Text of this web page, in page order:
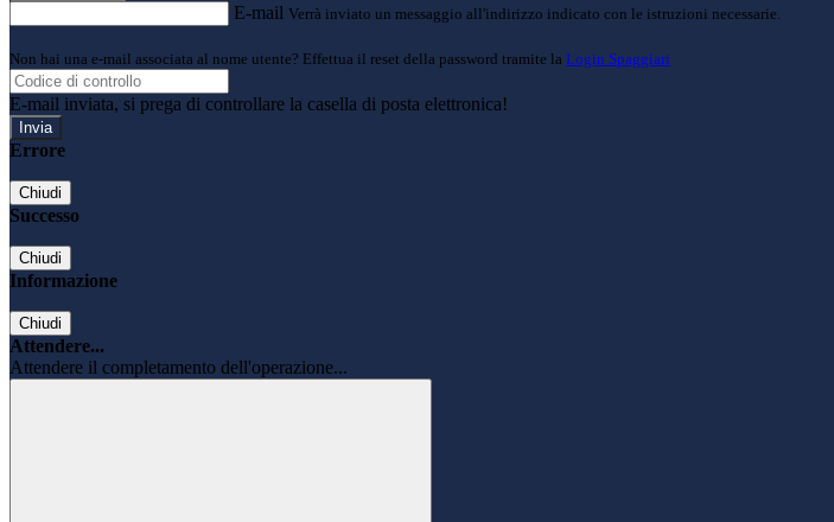
E-mail Verrà inviato un messaggio all'indirizzo indicato con le istruzioni necessarie.
Non hai una e-mail associata al nome utente? Effettua il reset della password tramite la Login Spaggiari
E-mail inviata, si prega di controllare la casella di posta elettronica!
Errore
Chiudi
Successo
Chiudi
Informazione
Chiudi
Attendere...
Attendere il completamento dell'operazione...